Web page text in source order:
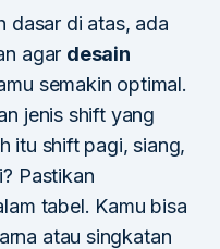
dasar di atas, ada
agar desain
semakin optimal.
jenis shift yang
itu shift pagi, siang,
Pastikan
tabel. Kamu bisa
atau singkatan